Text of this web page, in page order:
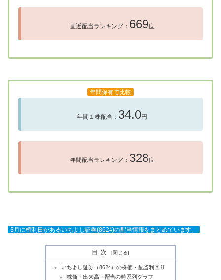
直近配当ランキング： 669位
年間保有で比較
年間１株配当： 34.0円
年間配当ランキング： 328位
3月に権利日があるいちよし証券(8624)の配当情報をまとめています。
目次
いちよし証券（8624）の株価・配当利回り
株価・出来高・配当の時系列グラフ